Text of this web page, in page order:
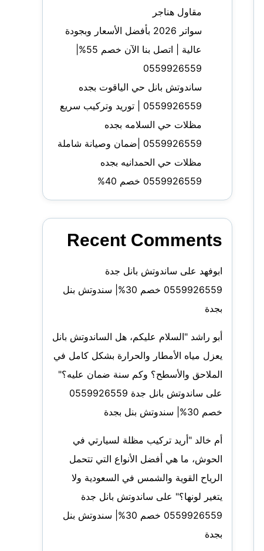
مقاول هناجر
سواتر 2026 بأفضل الأسعار وبجودة
عالية | اتصل بنا الآن خصم 55%|
0559926559
ساندوتش بانل حي الياقوت بجده
0559926559 | توريد وتركيب سريع
مظلات حي السلامه بجده
0559926559 |ضمان وصيانة شاملة
مظلات حي الحمدانيه بجده
0559926559 خصم 40%
Recent Comments
ابوفهد على ساندوتش بانل جدة
0559926559 خصم 30%| سندوتش بنل
بجدة
أبو راشد "السلام عليكم، هل الساندوتش بانل
يعزل مياه الأمطار والحرارة بشكل كامل في
الملاحق والأسطح؟ وكم سنة ضمان عليه؟"
على
ساندوتش بانل جدة 0559926559
خصم 30%| سندوتش بنل بجدة
أم خالد "أريد تركيب مظلة لسيارتي في
الحوش، ما هي أفضل الأنواع التي تتحمل
الرياح القوية والشمس في السعودية ولا
يتغير لونها؟" على ساندوتش بانل جدة
0559926559 خصم 30%| سندوتش بنل
بجدة